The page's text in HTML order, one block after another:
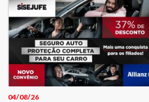
04/08/26